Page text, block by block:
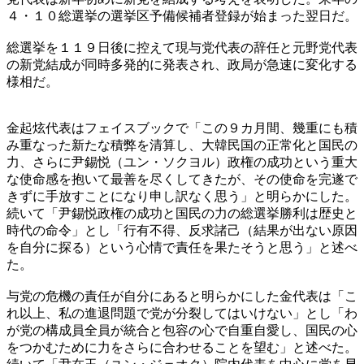
４・１０総選挙の選挙区予備候補者登録が始まった翌日だ。
総選挙を１１９日後に控えて現与党代表の辞任と元野党代表
の新党結成が同時多発的に発表され、政局が急速に変化する
様相だ。
金起炫代表はフェイスブックで「この９カ月間、幾重にも積
み重なった新たな積弊を清算し、大韓民国の正常化と国民の
力、さらに尹錫悦（ユン・ソクヨル）政権の成功という重大
な使命感を抱いて最善を尽くしてきたが、その使命を完遂で
きずに手放すことになり申し訳なく思う」と明らかにした。
続いて「尹錫悦政権の成功と国民の力の総選挙勝利は歴史と
時代の命令」とし「行有不得、反求諸己（結果が出ない原因
を自分に探る）という心情で責任を果たそうと思う」と述べ
た。
与党の危機の責任が自分にあると明らかにした金代表は「こ
れ以上、私の進退問題で党が分裂してはいけない」とし「わ
が党の構成員全員が統合と包容の心で自重自愛し、国民の心
をつかむために力をさらに合わせることを望む」と述べた。